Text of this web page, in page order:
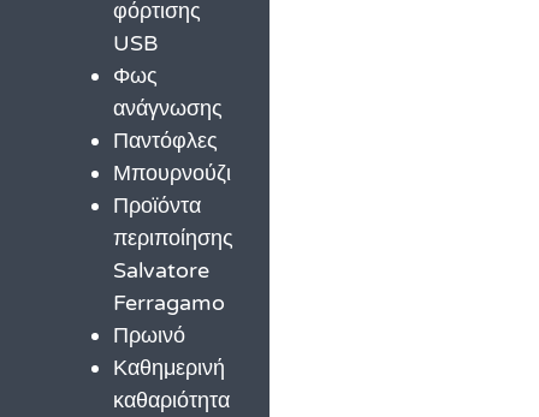
φόρτισης
USB
Φως
ανάγνωσης
Παντόφλες
Μπουρνούζι
Προϊόντα
περιποίησης
Salvatore
Ferragamo
Πρωινό
Καθημερινή
καθαριότητα